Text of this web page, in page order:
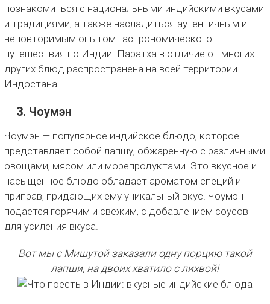
познакомиться с национальными индийскими вкусами
и традициями, а также насладиться аутентичным и
неповторимым опытом гастрономического
путешествия по Индии. Паратха в отличие от многих
других блюд распространена на всей территории
Индостана.
3. Чоумэн
Чоумэн — популярное индийское блюдо, которое
представляет собой лапшу, обжаренную с различными
овощами, мясом или морепродуктами. Это вкусное и
насыщенное блюдо обладает ароматом специй и
приправ, придающих ему уникальный вкус. Чоумэн
подается горячим и свежим, с добавлением соусов
для усиления вкуса.
Вот мы с Мишутой заказали одну порцию такой
лапши, на двоих хватило с лихвой!